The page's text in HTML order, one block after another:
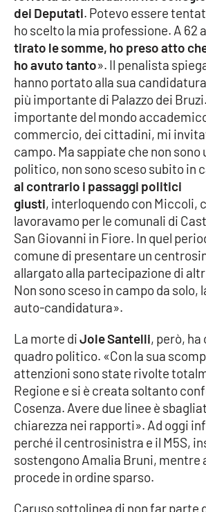
APP
Android
Apple
dei Deputati. Potevo essere
ho scelto la mia professione. A 62
tirato le somme, ho preso atto
ho avuto tanto». Il penalista
hanno portato alla sua
più importante di Palazzo dei
importante del mondo
commercio, dei cittadini, mi
campo. Ma sappiate che non
politico, non sono sceso subito in
al contrario i passaggi politici
giusti, interloquendo con Miccoli,
lavoravamo per le comunali di
San Giovanni in Fiore. In quel
comune di presentare un
allargato alla partecipazione di
Non sono sceso in campo da solo,
auto-candidatura».
La morte diJole Santelli, però,
quadro politico. «Con la sua
attenzioni sono state rivolte
Regione e si è creata soltanto
Cosenza. Avere due linee è
chiarezza nei rapporti». Ad oggi
perché il centrosinistra e il M5S,
sostengono Amalia Bruni, mentre
procede in ordine sparso.
Caruso sottolinea di non far parte